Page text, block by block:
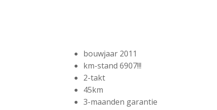
bouwjaar 2011
km-stand 6907!!!
2-takt
45km
3-maanden garantie